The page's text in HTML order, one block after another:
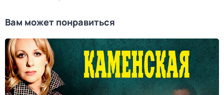
Вам может понравиться